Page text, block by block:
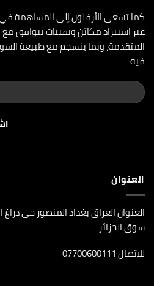
كما تسعى الأرفلون إلى المساهمة في
عبر استيراد مكائن وتقنيات تتوافق
المتقدمة، وبما ينسجم مع طبيعة
فيه.
العنوان
العنوان العراق بغداد المنصور حي
سوق الجزائر
للاتصال 07700600111